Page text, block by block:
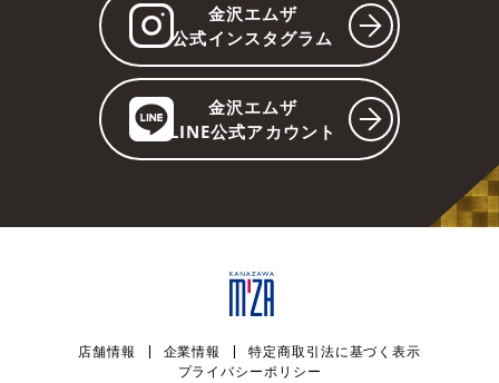
金沢エムザ
公式インスタグラム
金沢エムザ
LINE公式アカウント
店舗情報 企業情報
特定商取引法に基づく表示
プライバシーポリシー